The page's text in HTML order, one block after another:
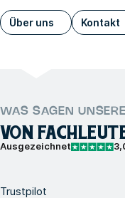
Über uns Kontakt
WAS SAGEN
VON
Ausgezeichnet
Trustpilot